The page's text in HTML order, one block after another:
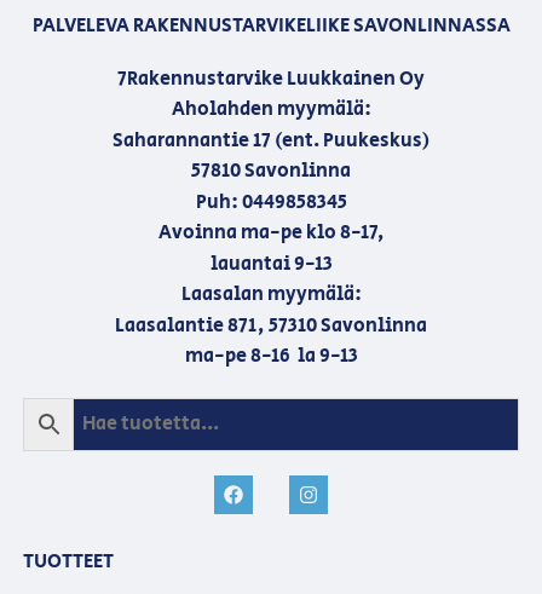
PALVELEVA RAKENNUSTARVIKELIIKE SAVONLINNASSA
7Rakennustarvike Luukkainen Oy
Aholahden myymälä:
Saharannantie 17 (ent. Puukeskus)
57810 Savonlinna
Puh: 0449858345
Avoinna ma-pe klo 8-17,
lauantai 9-13
Laasalan myymälä:
Laasalantie 871, 57310 Savonlinna
ma-pe 8-16 la 9-13
TUOTTEET